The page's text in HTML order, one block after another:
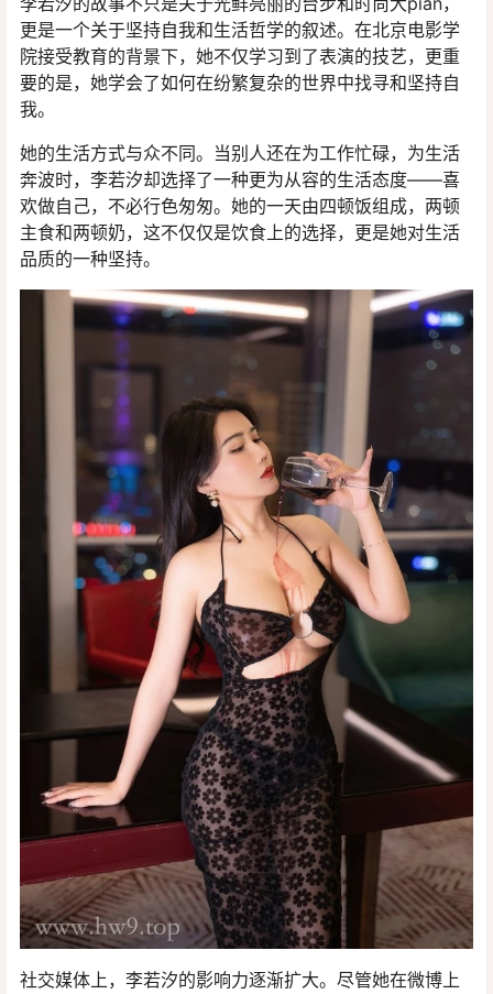
更是一个关于坚持自我和生活哲学的叙述。在北京电影学
院接受教育的背景下，她不仅学习到了表演的技艺，更重
要的是，她学会了如何在纷繁复杂的世界中找寻和坚持自
我。
她的生活方式与众不同。当别人还在为工作忙碌，为生活
奔波时，李若汐却选择了一种更为从容的生活态度——喜
欢做自己，不必行色匆匆。她的一天由四顿饭组成，两顿
主食和两顿奶，这不仅仅是饮食上的选择，更是她对生活
品质的一种坚持。
社交媒体上，李若汐的影响力逐渐扩大。尽管她在微博上